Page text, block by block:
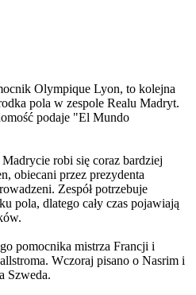
Olympique Lyon, to kolejna
pola w zespole Realu Madryt.
podaje "El Mundo
robi się coraz bardziej
obiecani przez prezydenta
Zespół potrzebuje
pola, dlatego cały czas pojawiają
pomocnika mistrza Francji i
Wczoraj pisano o Nasrim i
Szweda.